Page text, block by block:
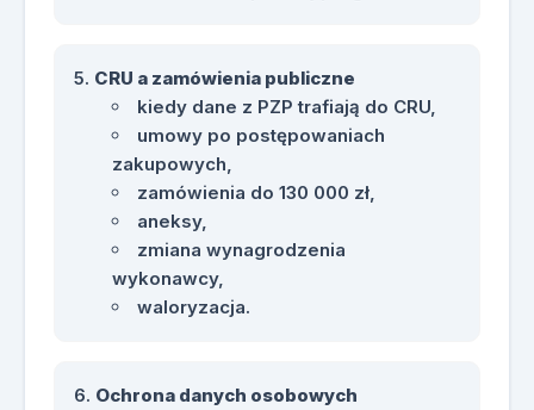
CRU a zamówienia publiczne
kiedy dane z PZP trafiają do CRU,
umowy po postępowaniach
zakupowych,
zamówienia do 130 000 zł,
aneksy,
zmiana wynagrodzenia
wykonawcy,
waloryzacja.
Ochrona danych osobowych